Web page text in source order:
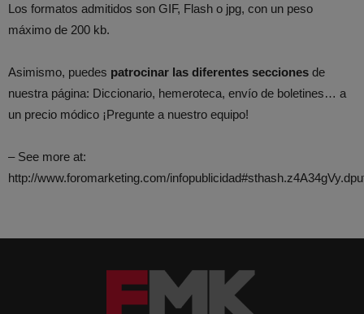
Los formatos admitidos son GIF, Flash o jpg, con un peso
máximo de 200 kb.
Asimismo, puedes patrocinar las diferentes secciones de
nuestra página: Diccionario, hemeroteca, envío de boletines… a
un precio módico ¡Pregunte a nuestro equipo!
– See more at:
http://www.foromarketing.com/